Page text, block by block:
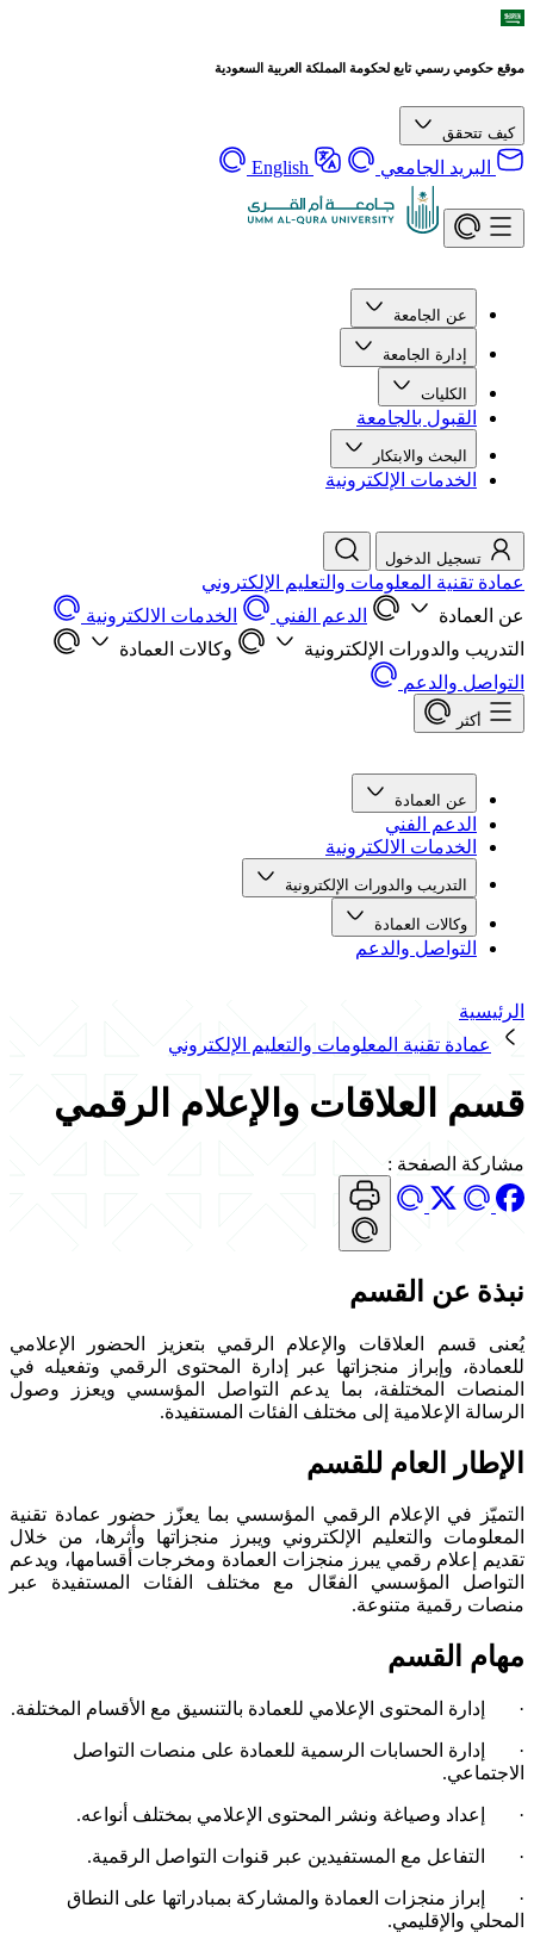
موقع حكومي رسمي تابع لحكومة المملكة العربية السعودية
كيف تتحقق
البريد الجامعي English
عن الجامعة
إدارة الجامعة
الكليات
القبول بالجامعة
البحث والابتكار
الخدمات الإلكترونية
تسجيل الدخول
عمادة تقنية المعلومات والتعليم الإلكتروني
عن العمادة
الدعم الفني
الخدمات الالكترونية
التدريب والدورات الإلكترونية
وكالات العمادة
التواصل والدعم
أكثر
عن العمادة
الدعم الفني
الخدمات الالكترونية
التدريب والدورات الإلكترونية
وكالات العمادة
التواصل والدعم
الرئيسية
عمادة تقنية المعلومات والتعليم الإلكتروني
قسم العلاقات والإعلام الرقمي
مشاركة الصفحة :
نبذة عن القسم
يُعنى قسم العلاقات والإعلام الرقمي بتعزيز الحضور الإعلامي
للعمادة، وإبراز منجزاتها عبر إدارة المحتوى الرقمي وتفعيله في
المنصات المختلفة، بما يدعم التواصل المؤسسي ويعزز وصول
الرسالة الإعلامية إلى مختلف الفئات المستفيدة.
الإطار العام للقسم
التميّز في الإعلام الرقمي المؤسسي بما يعزّز حضور عمادة تقنية
المعلومات والتعليم الإلكتروني ويبرز منجزاتها وأثرها، من خلال
تقديم إعلام رقمي يبرز منجزات العمادة ومخرجات أقسامها، ويدعم
التواصل المؤسسي الفعّال مع مختلف الفئات المستفيدة عبر
منصات رقمية متنوعة.
مهام القسم
· إدارة المحتوى الإعلامي للعمادة بالتنسيق مع الأقسام المختلفة.
· إدارة الحسابات الرسمية للعمادة على منصات التواصل
الاجتماعي.
· إعداد وصياغة ونشر المحتوى الإعلامي بمختلف أنواعه.
· التفاعل مع المستفيدين عبر قنوات التواصل الرقمية.
· إبراز منجزات العمادة والمشاركة بمبادراتها على النطاق
المحلي والإقليمي.